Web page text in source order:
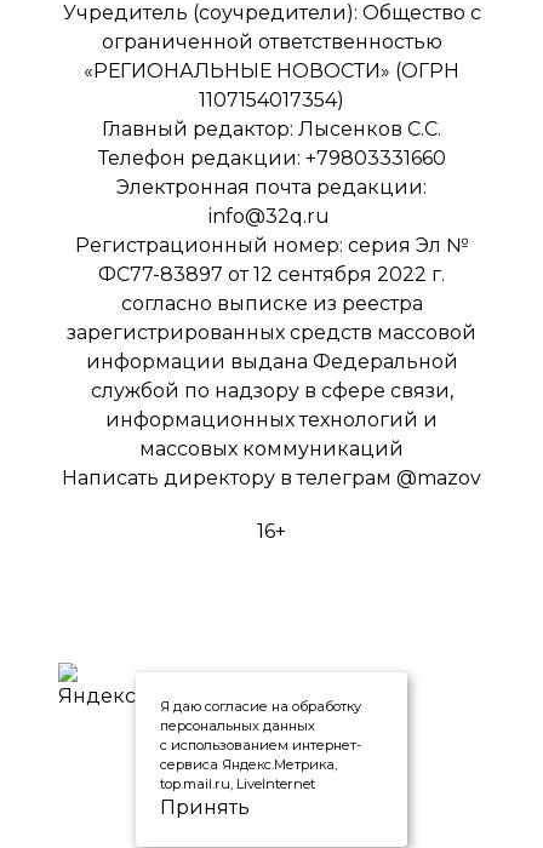
Учредитель (соучредители): Общество с
ограниченной ответственностью
«РЕГИОНАЛЬНЫЕ НОВОСТИ» (ОГРН
1107154017354)
Главный редактор: Лысенков С.С.
Телефон редакции: +79803331660
Электронная почта редакции:
info@32q.ru
Регистрационный номер: серия Эл №
ФС77-83897 от 12 сентября 2022 г.
согласно выписке из реестра
зарегистрированных средств массовой
информации выдана Федеральной
службой по надзору в сфере связи,
информационных технологий и
массовых коммуникаций
Написать директору в телеграм @mazov
16+
Я даю согласие на обработку
персональных данных
с использованием интернет-
сервиса Яндекс.Метрика,
top.mail.ru, LiveInternet
Принять